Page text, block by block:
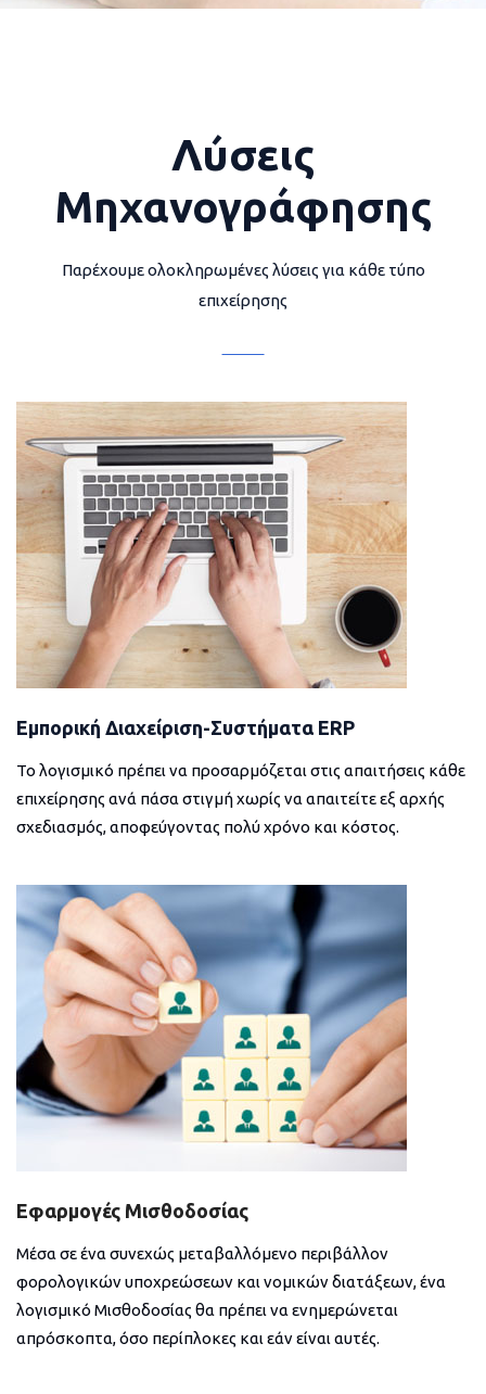
Λύσεις
Μηχανογράφησης
Παρέχουμε ολοκληρωμένες λύσεις για κάθε τύπο
επιχείρησης
Εμπορική Διαχείριση-Συστήματα ERP
Το λογισμικό πρέπει να προσαρμόζεται στις απαιτήσεις κάθε
επιχείρησης ανά πάσα στιγμή χωρίς να απαιτείτε εξ αρχής
σχεδιασμός, αποφεύγοντας πολύ χρόνο και κόστος.
Εφαρμογές Μισθοδοσίας
Μέσα σε ένα συνεχώς μεταβαλλόμενο περιβάλλον
φορολογικών υποχρεώσεων και νομικών διατάξεων, ένα
λογισμικό Μισθοδοσίας θα πρέπει να ενημερώνεται
απρόσκοπτα, όσο περίπλοκες και εάν είναι αυτές.